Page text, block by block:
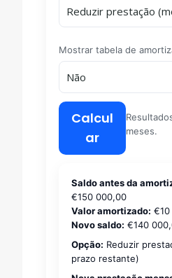
Mostrar tabela de
Calcul
ar
meses.
Saldo antes da
€150 000,00
Valor amortizado:
Novo saldo: €140
Opção: Reduzir
prazo restante)